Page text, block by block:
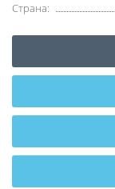
Страна: